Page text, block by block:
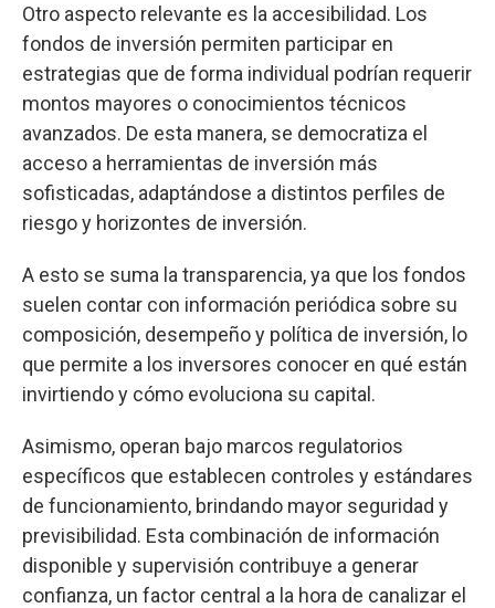
Otro aspecto relevante es la accesibilidad. Los
fondos de inversión permiten participar en
estrategias que de forma individual podrían requerir
montos mayores o conocimientos técnicos
avanzados. De esta manera, se democratiza el
acceso a herramientas de inversión más
sofisticadas, adaptándose a distintos perfiles de
riesgo y horizontes de inversión.
A esto se suma la transparencia, ya que los fondos
suelen contar con información periódica sobre su
composición, desempeño y política de inversión, lo
que permite a los inversores conocer en qué están
invirtiendo y cómo evoluciona su capital.
Asimismo, operan bajo marcos regulatorios
específicos que establecen controles y estándares
de funcionamiento, brindando mayor seguridad y
previsibilidad. Esta combinación de información
disponible y supervisión contribuye a generar
confianza, un factor central a la hora de canalizar el